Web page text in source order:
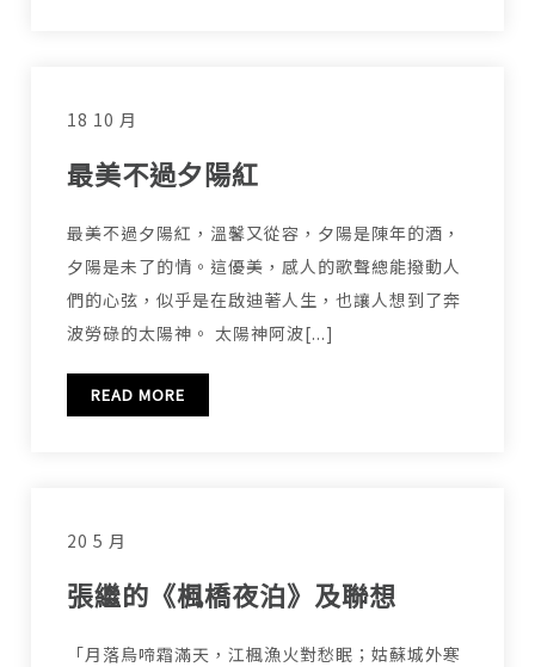
18 10 月
最美不過夕陽紅
最美不過夕陽紅，溫馨又從容，夕陽是陳年的酒，
夕陽是未了的情。這優美，感人的歌聲總能撥動人
們的心弦，似乎是在啟迪著人生，也讓人想到了奔
波勞碌的太陽神。 太陽神阿波[...]
READ MORE
20 5 月
張繼的《楓橋夜泊》及聯想
「月落烏啼霜滿天，江楓漁火對愁眠；姑蘇城外寒